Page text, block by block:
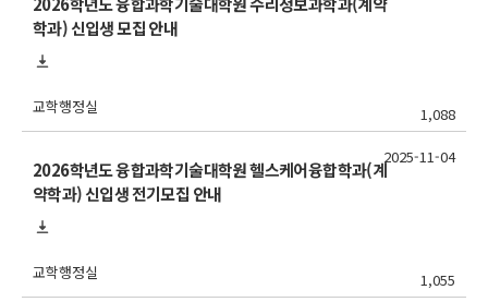
학과) 신입생 모집 안내
교학행정실 1,088
2026학년도 융합과학기술대학원 헬스케어융합학과(계
약학과) 신입생 전기모집 안내
교학행정실 1,055
2025-11-04